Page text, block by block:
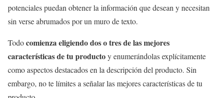
potenciales puedan obtener la información que desean y necesitan
sin verse abrumados por un muro de texto.
Todocomienza eligiendo dos o tres de las mejores
características de tu productoy enumerándolas explícitamente
como aspectos destacados en la descripción del producto. Sin
embargo, no te límites a señalar las mejores características de tu